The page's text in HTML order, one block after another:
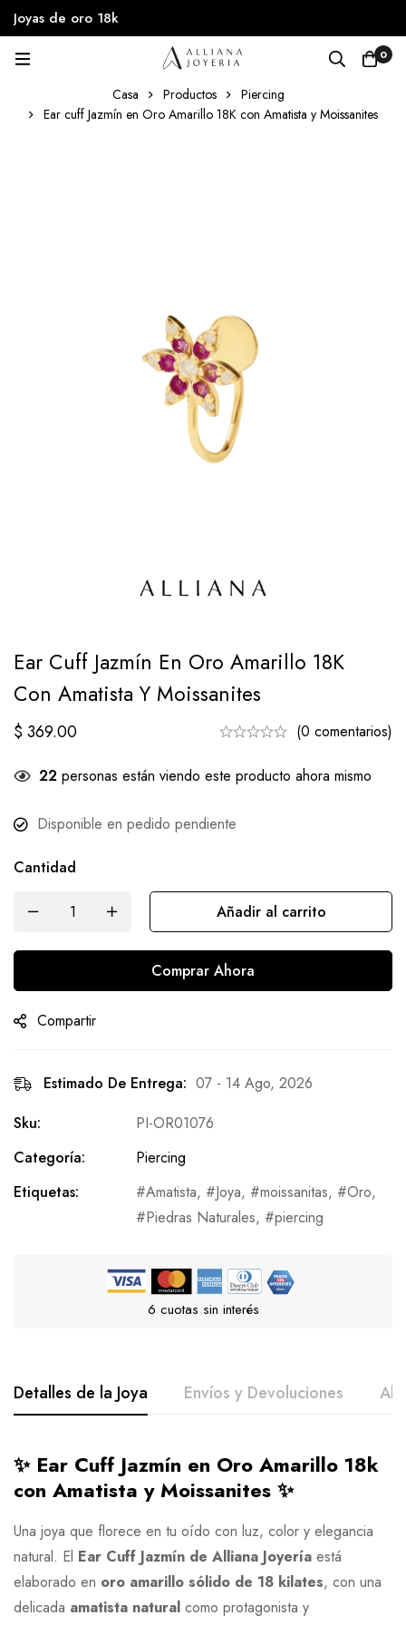
Joyas de oro 18k
0
Casa Productos
Piercing
Ear cuff Jazmín en Oro Amarillo 18K con Amatista y Moissanites
Ear Cuff Jazmín En Oro Amarillo 18K
Con Amatista Y Moissanites
$369.00 (0 comentarios)
22 personas están viendo este producto ahora mismo
Disponible en pedido pendiente
Cantidad
Añadir al carrito
Comprar Ahora
Compartir
Estimado De Entrega: 07 - 14 Ago, 2026
Sku:
PI-OR01076
Categoría:
Piercing
Etiquetas:
Amatista, Joya, moissanitas, Oro,
Piedras Naturales, piercing
6 cuotas sin interés
Detalles de la Joya Envíos y Devoluciones
✨ Ear Cuff Jazmín en Oro Amarillo 18k
con Amatista y Moissanites ✨
Una joya que florece en tu oído con luz, color y elegancia
natural. El Ear Cuff Jazmín de Alliana Joyería está
elaborado en oro amarillo sólido de 18 kilates, con una
delicada amatista natural como protagonista y